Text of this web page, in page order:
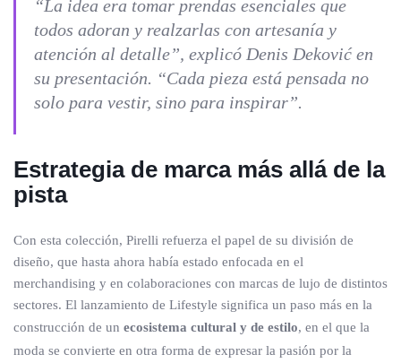
“La idea era tomar prendas esenciales que
todos adoran y realzarlas con artesanía y
atención al detalle”, explicó Denis Deković en
su presentación. “Cada pieza está pensada no
solo para vestir, sino para inspirar”.
Estrategia de marca más allá de la
pista
Con esta colección, Pirelli refuerza el papel de su división de
diseño, que hasta ahora había estado enfocada en el
merchandising y en colaboraciones con marcas de lujo de distintos
sectores. El lanzamiento de Lifestyle significa un paso más en la
construcción de un ecosistema cultural y de estilo, en el que la
moda se convierte en otra forma de expresar la pasión por la